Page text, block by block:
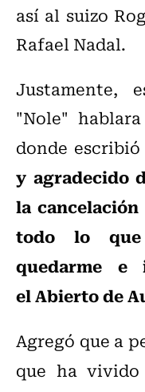
así al suizo
Rafael Nadal.
Justamente,
"Nole"
donde
y agradecido
la
todo lo que
quedarme e
el Abierto de
Agregó que a
que ha